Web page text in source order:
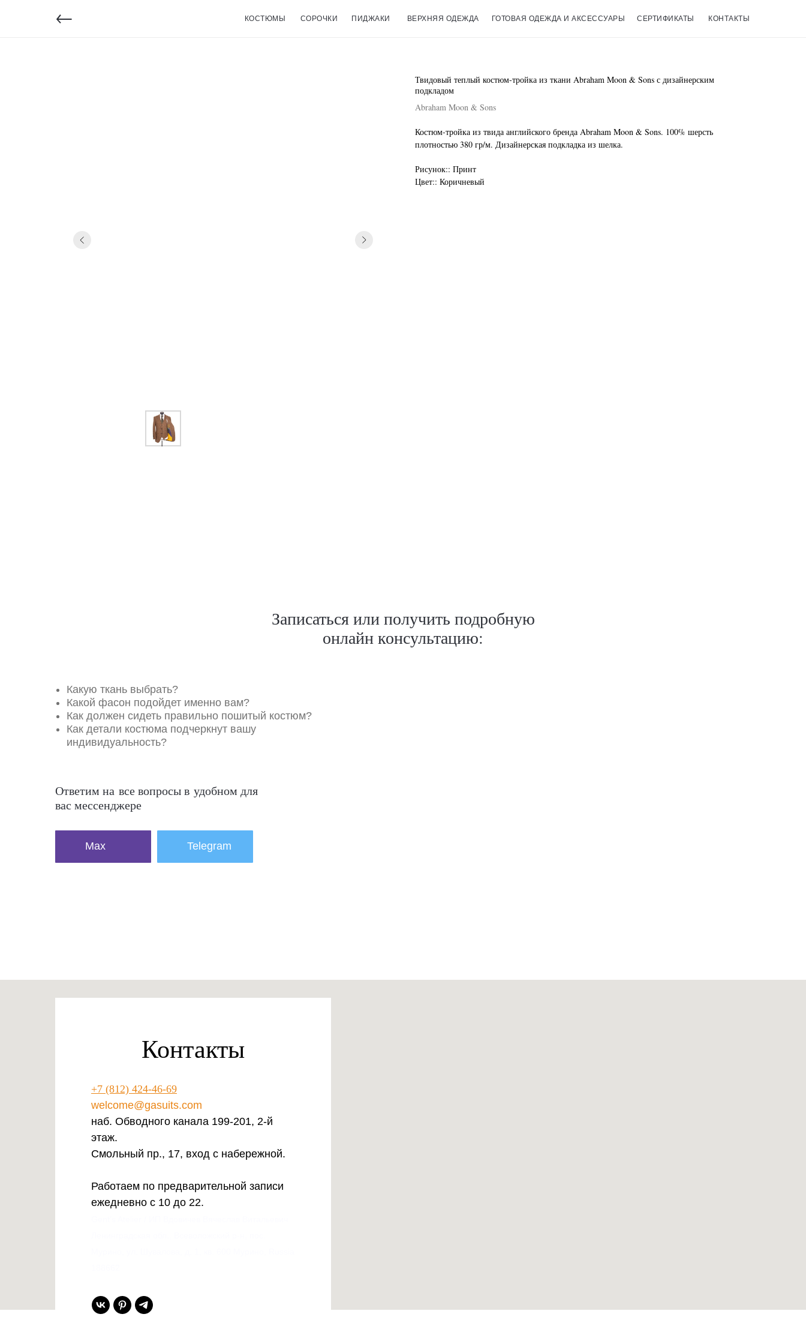
КОСТЮМЫ
← СОРОЧКИ ПИДЖАКИ ВЕРХНЯЯ ОДЕЖДА ГОТОВАЯ ОДЕЖДА И АКСЕССУАРЫ СЕРТИФИКАТЫ КОНТАКТЫ
Твидовый теплый костюм-тройка из ткани Abraham Moon & Sons с дизайнерским
подкладом
Abraham Moon & Sons
Костюм-тройка из твида английского бренда Abraham Moon & Sons. 100% шерсть
плотностью 380 гр/м. Дизайнерская подкладка из шелка.
Рисунок:: Принт
Цвет:: Коричневый
Записаться или получить подробную
онлайн консультацию:
Какую ткань выбрать?
Какой фасон подойдет именно вам?
Как должен сидеть правильно пошитый костюм?
Как детали костюма подчеркнут вашу
индивидуальность?
Ответим на все вопросы в удобном для
вас мессенджере
Max Telegram
Контакты
+7 (812) 424-46-69
welcome@gasuits.com
наб. Обводного канала 199-201, 2-й
этаж.
Смольный пр., 17, вход с набережной.
Работаем по предварительной записи
ежедневно с 10 до 22.